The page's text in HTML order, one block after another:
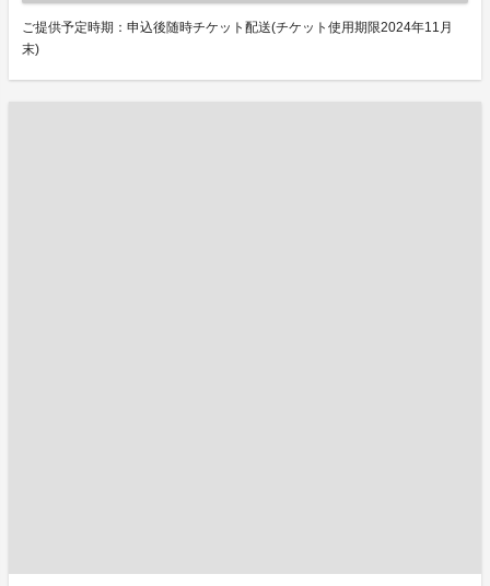
ご提供予定時期：申込後随時チケット配送(チケット使用期限2024年11月
末)